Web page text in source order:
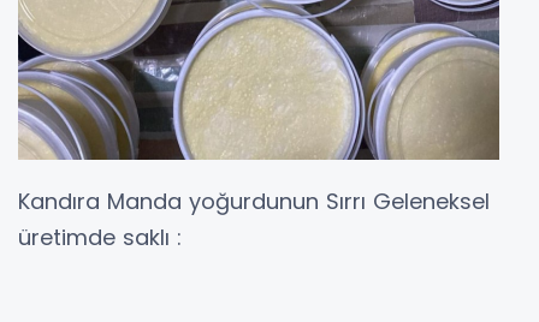
Kandıra Manda yoğurdunun Sırrı Geleneksel
üretimde saklı :